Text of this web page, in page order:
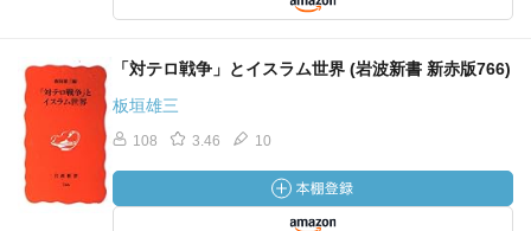
「対テロ戦争」とイスラム世界 (岩波新書 新赤版766)
板垣雄三
108 3.46 10